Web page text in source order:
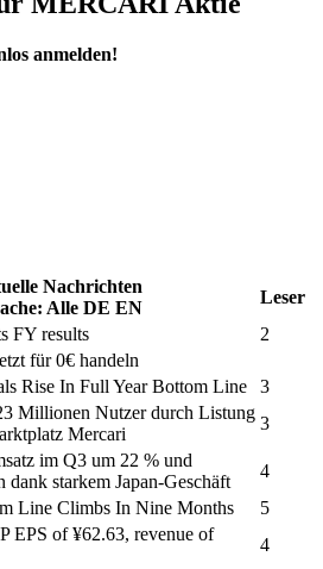
anmelden!
Nachrichten
Alle DE EN
Leser
FY results
2
für 0€ handeln
Rise In Full Year Bottom Line
3
Millionen Nutzer durch Listung
Mercari
3
im Q3 um 22 % und
dank starkem Japan-Geschäft
4
Line Climbs In Nine Months
5
EPS of ¥62.63, revenue of
4